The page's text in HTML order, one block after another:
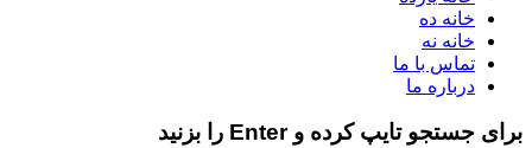
خانه ده
خانه نه
تماس با ما
درباره ما
برای جستجو تایپ کرده و Enter را بزنید